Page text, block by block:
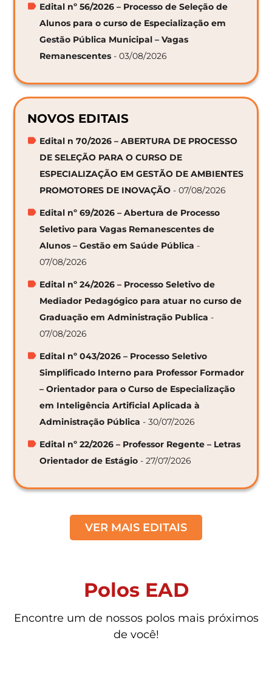
Edital nº 56/2026 – Processo de Seleção de
Alunos para o curso de Especialização em
Gestão Pública Municipal – Vagas
Remanescentes - 03/08/2026
NOVOS EDITAIS
Edital n 70/2026 – ABERTURA DE PROCESSO
DE SELEÇÃO PARA O CURSO DE
ESPECIALIZAÇÃO EM GESTÃO DE AMBIENTES
PROMOTORES DE INOVAÇÃO - 07/08/2026
Edital nº 69/2026 – Abertura de Processo
Seletivo para Vagas Remanescentes de
Alunos – Gestão em Saúde Pública -
07/08/2026
Edital nº 24/2026 – Processo Seletivo de
Mediador Pedagógico para atuar no curso de
Graduação em Administração Publica -
07/08/2026
Edital nº 043/2026 – Processo Seletivo
Simplificado Interno para Professor Formador
– Orientador para o Curso de Especialização
em Inteligência Artificial Aplicada à
Administração Pública - 30/07/2026
Edital nº 22/2026 – Professor Regente – Letras
Orientador de Estágio - 27/07/2026
VER MAIS EDITAIS
Polos EAD
Encontre um de nossos polos mais próximos
de você!